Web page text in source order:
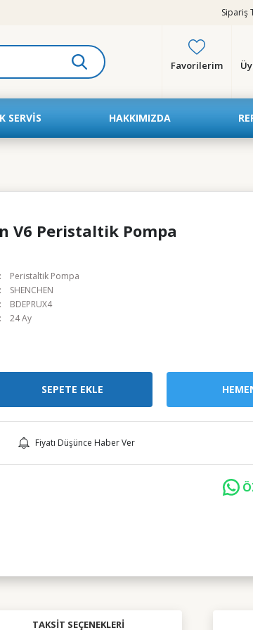
Sipariş
Favorilerim
SERVIS HAKKIMIZDA
V6 Peristaltik Pompa
Peristaltik Pompa
SHENCHEN
BDEPRUX4
24 Ay
SEPETE EKLE
Fiyatı Düşünce Haber Ver
TAKSIT SEÇENEKLERI